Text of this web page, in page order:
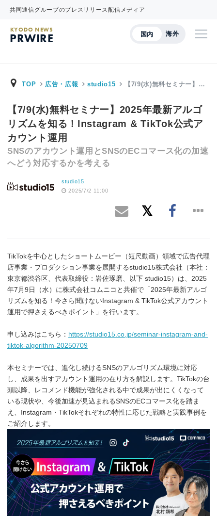
共同通信グループのプレスリリース配信メディア
国内 海外
KYODO NEWS
PRWIRE
TOP 広告・広報 studio15 【7/9(水)無料セミナー】…
【7/9(水)無料セミナー】2025年最新アルゴ
リズムを知る！Instagram & TikTok公式ア
カウント運用
SNSのアカウント運用とSNSのECコマース化の加速
へどう対応するかを考える
studio15
2025/7/2 11:00
TikTokを中心としたショートムービー（短尺動画）領域で広告代理
店事業・プロダクション事業を展開するstudio15株式会社（本社：
東京都渋谷区、代表取締役：岩佐琢磨、以下 studio15）は、2025
年7月9日（水）に株式会社コムニコと共催で「2025年最新アルゴ
リズムを知る！今さら聞けないInstagram & TikTok公式アカウント
運用で押さえるべきポイント」を行います。
申し込みはこちら： https://studio15.co.jp/seminar-instagram-and-
tiktok-algorithm-20250709
本セミナーでは、進化し続けるSNSのアルゴリズム環境に対応
し、成果を出すアカウント運用の在り方を解説します。TikTokの台
頭以降、レコメンド機能が強化される中で成果が出にくくなって
いる現状や、今後加速が見込まれるSNSのECコマース化を踏ま
え、Instagram・TikTokそれぞれの特性に応じた戦略と実践事例を
ご紹介します。